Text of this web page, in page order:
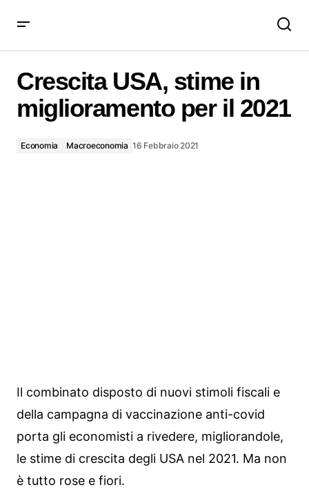
Crescita USA, stime in
miglioramento per il 2021
Economia Macroeconomia 16 Febbraio 2021
Il combinato disposto di nuovi stimoli fiscali e
della campagna di vaccinazione anti-covid
porta gli economisti a rivedere, migliorandole,
le stime di crescita degli USA nel 2021. Ma non
è tutto rose e fiori.